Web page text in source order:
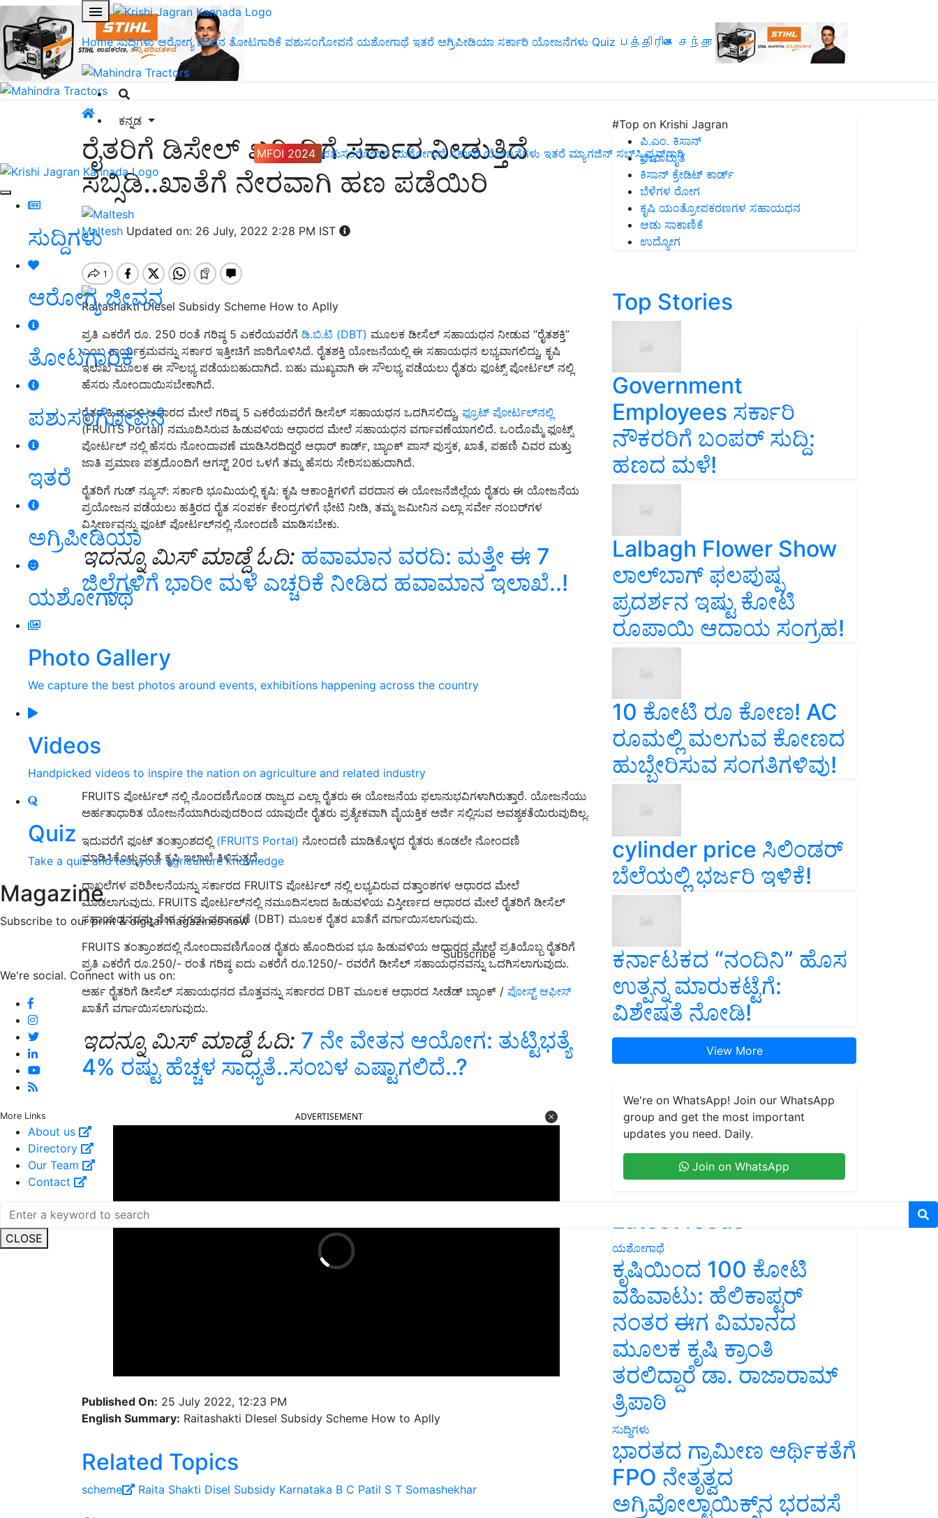
Home ಸುದ್ದಿಗಳು ಆರೋಗ್ಯ ಜೀವನ ತೋಟಗಾರಿಕೆ ಪಶುಸಂಗೋಪನೆ ಯಶೋಗಾಥೆ ಇತರೆ ಅಗ್ರಿಪೀಡಿಯಾ ಸರ್ಕಾರಿ ಯೋಜನೆಗಳು Quiz பத்திரிகை சந்தா
ಕನ್ನಡ
MFOI 2024 ಪಶುಸಂಗೋಪನೆ ಯಶೋಗಾಥೆ ಸರ್ಕಾರಿ ಯೋಜನೆಗಳು ಇತರೆ ಮ್ಯಾಗಜಿನ್‌ ಸಬ್‌ಸ್ಕ್ರಿಪ್ಷನ್‌ಗಾಗಿ
ಸುದ್ದಿಗಳು
ಆರೋಗ್ಯ ಜೀವನ
ತೋಟಗಾರಿಕೆ
ಪಶುಸಂಗೋಪನೆ
ಇತರೆ
ಅಗ್ರಿಪೀಡಿಯಾ
ಯಶೋಗಾಥೆ
Photo Gallery
We capture the best photos around events, exhibitions happening across the country
Videos
Handpicked videos to inspire the nation on agriculture and related industry
Quiz
Take a quiz and test your agriculture knowledge
Magazine
Subscribe to our print & digital magazines now
Subscribe
We're social. Connect with us on:
More Links
About us
Directory
Our Team
Contact
CLOSE
ರೈತರಿಗೆ ಡಿಸೇಲ್‌ ಖರೀದಿಗೆ ಸರ್ಕಾರ ನೀಡುತ್ತಿದೆ
ಸಬ್ಸಿಡಿ..ಖಾತೆಗೆ ನೇರವಾಗಿ ಹಣ ಪಡೆಯಿರಿ
Maltesh Updated on: 26 July, 2022 2:28 PM IST
Raitashakti DIesel Subsidy Scheme How to Aplly
ಪ್ರತಿ ಎಕರೆಗೆ ರೂ. 250 ರಂತೆ ಗರಿಷ್ಠ 5 ಎಕರೆಯವರೆಗೆ ಡಿ.ಬಿ.ಟಿ (DBT) ಮೂಲಕ ಡೀಸೆಲ್‌ ಸಹಾಯಧನ ನೀಡುವ “ರೈತಶಕ್ತಿ”
ಎಂಬ ಕಾರ್ಯಕ್ರಮವನ್ನು ಸರ್ಕಾರ ಇತ್ತೀಚಿಗೆ ಜಾರಿಗೊಳಿಸಿದೆ. ರೈತಶಕ್ತಿ ಯೋಜನೆಯಲ್ಲಿ ಈ ಸಹಾಯಧನ ಲಭ್ಯವಾಗಲಿದ್ದು, ಕೃಷಿ
ಇಲಾಖೆ ಮೂಲಕ ಈ ಸೌಲಭ್ಯ ಪಡೆಯಬಹುದಾಗಿದೆ. ಬಹು ಮುಖ್ಯವಾಗಿ ಈ ಸೌಲಭ್ಯ ಪಡೆಯಲು ರೈತರು ಫೂಟ್ಸ್ ಪೋರ್ಟಲ್ ನಲ್ಲಿ
ಹೆಸರು ನೋಂದಾಯಿಸಬೇಕಾಗಿದೆ.
ರೈತರ ಹಿಡುವಳಿ ಆಧಾರದ ಮೇಲೆ ಗರಿಷ್ಕ 5 ಎಕರೆಯವರೆಗೆ ಡೀಸೆಲ್‌ ಸಹಾಯಧನ ಒದಗಿಸಲಿದ್ದು, ಫ್ರೂಟ್‌ ಪೋರ್ಟಲ್‌ನಲ್ಲಿ
(FRUITS Portal) ನಮೂದಿಸಿರುವ ಹಿಡುವಳಿಯ ಆಧಾರದ ಮೇಲೆ ಸಹಾಯಧನ ವರ್ಗಾವಣೆಯಾಗಲಿದೆ. ಒಂದೊಮ್ಮೆ ಫೂಟ್ಸ್
ಪೋರ್ಟಲ್ ನಲ್ಲಿ ಹೆಸರು ನೋಂದಾವಣೆ ಮಾಡಿಸಿರದಿದ್ದರೆ ಆಧಾರ್ ಕಾರ್ಡ್, ಬ್ಯಾಂಕ್ ಪಾಸ್ ಪುಸ್ತಕ, ಖಾತೆ, ಪಹಣಿ ವಿವರ ಮತ್ತು
ಜಾತಿ ಪ್ರಮಾಣ ಪತ್ರದೊಂದಿಗೆ ಆಗಸ್ಟ್ 20ರ ಒಳಗೆ ತಮ್ಮ ಹೆಸರು ಸೇರಿಸಬಹುದಾಗಿದೆ.
ರೈತರಿಗೆ ಗುಡ್ ನ್ಯೂಸ್: ಸರ್ಕಾರಿ ಭೂಮಿಯಲ್ಲಿ ಕೃಷಿ: ಕೃಷಿ ಆಕಾಂಕ್ಷಿಗಳಿಗೆ ವರದಾನ ಈ ಯೋಜನೆಜಿಲ್ಲೆಯ ರೈತರು ಈ ಯೋಜನೆಯ
ಪ್ರಯೋಜನ ಪಡೆಯಲು ಹತ್ತಿರದ ರೈತ ಸಂಪರ್ಕ ಕೇಂದ್ರಗಳಿಗೆ ಭೇಟಿ ನೀಡಿ, ತಮ್ಮ ಜಮೀನಿನ ಎಲ್ಲಾ ಸರ್ವೇ ನಂಬರ್‌ಗಳ
ವಿಸ್ತೀರ್ಣವನ್ನು ಫೂಟ್ ಪೋರ್ಟಲ್‌ನಲ್ಲಿ ನೋಂದಣಿ ಮಾಡಿಸಬೇಕು.
ಇದನ್ನೂ ಮಿಸ್‌ ಮಾಡ್ದೆ ಓದಿ: ಹವಾಮಾನ ವರದಿ: ಮತ್ತೇ ಈ 7
ಜಿಲ್ಲೆಗಳಿಗೆ ಭಾರೀ ಮಳೆ ಎಚ್ಚರಿಕೆ ನೀಡಿದ ಹವಾಮಾನ ಇಲಾಖೆ..!
FRUITS ಪೋರ್ಟಲ್ ನಲ್ಲಿ ನೊಂದಣಿಗೊಂಡ ರಾಜ್ಯದ ಎಲ್ಲಾ ರೈತರು ಈ ಯೋಜನೆಯ ಫಲಾನುಭವಿಗಳಾಗಿರುತ್ತಾರೆ. ಯೋಜನೆಯು
ಅರ್ಹತಾಧಾರಿತ ಯೋಜನೆಯಾಗಿರುವುದರಿಂದ ಯಾವುದೇ ರೈತರು ಪ್ರತ್ಯೇಕವಾಗಿ ವೈಯಕ್ತಿಕ ಅರ್ಜಿ ಸಲ್ಲಿಸುವ ಅವಶ್ಯಕತೆಯಿರುವುದಿಲ್ಲ.
ಇದುವರೆಗೆ ಫೂಟ್ ತಂತ್ರಾಂಶದಲ್ಲಿ (FRUITS Portal) ನೋಂದಣಿ ಮಾಡಿಕೊಳ್ಳದ ರೈತರು ಕೂಡಲೇ ನೋಂದಣಿ
ಮಾಡಿಸಿಕೊಳ್ಳುವಂತೆ ಕೃಷಿ ಇಲಾಖೆ ತಿಳಿಸುತ್ತದೆ.
ದಾಖಲೆಗಳ ಪರಿಶೀಲನೆಯನ್ನು ಸರ್ಕಾರದ FRUITS ಪೋರ್ಟಲ್ ನಲ್ಲಿ ಲಭ್ಯವಿರುವ ದತ್ತಾಂಶಗಳ ಆಧಾರದ ಮೇಲೆ
ಮಾಡಲಾಗುವುದು. FRUITS ಪೋರ್ಟಲ್‌ನಲ್ಲಿ ನಮೂದಿಸಲಾದ ಹಿಡುವಳಿಯ ವಿಸ್ತೀರ್ಣದ ಆಧಾರದ ಮೇಲೆ ರೈತರಿಗೆ ಡೀಸೆಲ್
ಸಹಾಯಧನವನ್ನು ನೇರ ನಗದು ವರ್ಗಾವಣೆ (DBT) ಮೂಲಕ ರೈತರ ಖಾತೆಗೆ ವರ್ಗಾಯಿಸಲಾಗುವುದು.
FRUITS ತಂತ್ರಾಂಶದಲ್ಲಿ ನೋಂದಾವಣಿಗೊಂಡ ರೈತರು ಹೊಂದಿರುವ ಭೂ ಹಿಡುವಳಿಯ ಆಧಾರದ ಮೇಲೆ ಪ್ರತಿಯೊಬ್ಬ ರೈತರಿಗೆ
ಪ್ರತಿ ಎಕರೆಗೆ ರೂ.250/- ರಂತೆ ಗರಿಷ್ಠ ಐದು ಎಕರೆಗೆ ರೂ.1250/- ರವರೆಗೆ ಡೀಸೆಲ್ ಸಹಾಯಧನವನ್ನು ಒದಗಿಸಲಾಗುವುದು.
ಅರ್ಹ ರೈತರಿಗೆ ಡೀಸೆಲ್‌ ಸಹಾಯಧನದ ಮೊತ್ತವನ್ನು ಸರ್ಕಾರದ DBT ಮೂಲಕ ಆಧಾರದ ಸೀಡೆಡ್ ಬ್ಯಾಂಕ್‌ / ಪೋಸ್ಟ್ ಆಫೀಸ್
ಖಾತೆಗೆ ವರ್ಗಾಯಿಸಲಾಗುವುದು.
ಇದನ್ನೂ ಮಿಸ್‌ ಮಾಡ್ದೆ ಓದಿ: 7 ನೇ ವೇತನ ಆಯೋಗ: ತುಟ್ಟಿಭತ್ಯೆ
4% ರಷ್ಟು ಹೆಚ್ಚಳ ಸಾಧ್ಯತೆ..ಸಂಬಳ ಎಷ್ಟಾಗಲಿದೆ..?
English Summary:Raitashakti DIesel Subsidy Scheme How to Aplly
Related Topics
scheme Raita Shakti Disel Subsidy
#Top on Krishi Jagran
ಪಿ.ಎಂ. ಕಿಸಾನ್
ಜೀವಾಮೃತ
ಕಿಸಾನ್ ಕ್ರೇಡಿಟ್ ಕಾರ್ಡ್
ಬೆಳೆಗಳ ರೋಗ
ಕೃಷಿ ಯಂತ್ರೋಪಕರಣಗಳ ಸಹಾಯಧನ
ಆಡು ಸಾಕಾಣಿಕೆ
ಉದ್ಯೋಗ
Top Stories
Government
Employees ಸರ್ಕಾರಿ
ನೌಕರರಿಗೆ ಬಂಪರ್‌ ಸುದ್ದಿ:
ಹಣದ ಮಳೆ!
Lalbagh Flower Show
ಲಾಲ್‌ಬಾಗ್ ಫಲಪುಷ್ಪ
ಪ್ರದರ್ಶನ ಇಷ್ಟು ಕೋಟಿ
ರೂಪಾಯಿ ಆದಾಯ ಸಂಗ್ರಹ!
10 ಕೋಟಿ ರೂ ಕೋಣ! AC
ರೂಮಲ್ಲಿ ಮಲಗುವ ಕೋಣದ
ಹುಬ್ಬೇರಿಸುವ ಸಂಗತಿಗಳಿವು!
cylinder price ಸಿಲಿಂಡರ್‌
ಬೆಲೆಯಲ್ಲಿ ಭರ್ಜರಿ ಇಳಿಕೆ!
ಕರ್ನಾಟಕದ “ನಂದಿನಿ” ಹೊಸ
ಉತ್ಪನ್ನ ಮಾರುಕಟ್ಟೆಗೆ:
ವಿಶೇಷತೆ ನೋಡಿ!
View More
We're on WhatsApp! Join our WhatsApp
group and get the most important
updates you need. Daily.
Join on WhatsApp
Latest feeds
ಯಶೋಗಾಥೆ
ಕೃಷಿಯಿಂದ 100 ಕೋಟಿ
ವಹಿವಾಟು: ಹೆಲಿಕಾಪ್ಟರ್
ನಂತರ ಈಗ ವಿಮಾನದ
ಮೂಲಕ ಕೃಷಿ ಕ್ರಾಂತಿ
ತರಲಿದ್ದಾರೆ ಡಾ. ರಾಜಾರಾಮ್
ತ್ರಿಪಾಠಿ
ಸುದ್ದಿಗಳು
ಭಾರತದ ಗ್ರಾಮೀಣ ಆರ್ಥಿಕತೆಗೆ
FPO ನೇತೃತ್ವದ
ಅಗ್ರಿವೋಲ್ಟಾಯಿಕ್ಸ್‌ನ ಭರವಸೆ